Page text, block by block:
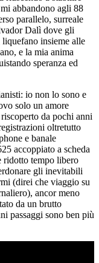
abbandono agli 88
parallelo, surreale
Dalì dove gli
insieme alle
e la mia anima
speranza ed
io non lo sono e
solo un amore
da pochi anni
oltretutto
e banale
accoppiato a scheda
ridotto tempo libero
gli inevitabili
(direi che viaggio su
ancor meno
da un brutto
passaggi sono ben più